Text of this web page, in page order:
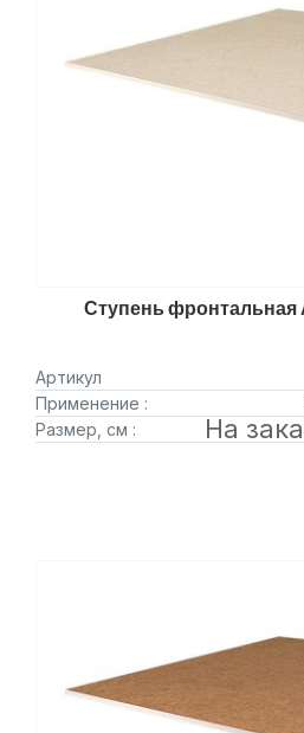
Ступень фронтальная
Артикул
Применение :
Размер, см :
На